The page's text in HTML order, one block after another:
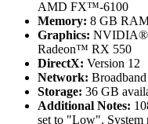
AMD FX™-6100
Memory: 8 GB
Graphics: NVIDIA®
Radeon™ RX 550
DirectX: Version 12
Network:
Storage: 36 GB
Additional Notes:
set to "Low". System